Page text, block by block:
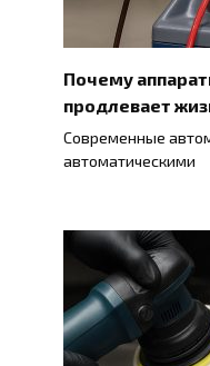
Почему
продлевает
Современные
автоматическими